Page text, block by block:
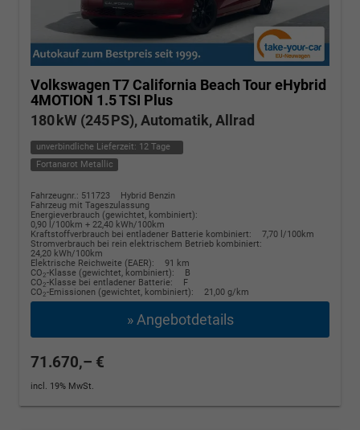
Volkswagen T7 California Beach Tour eHybrid
4MOTION 1.5 TSI Plus
180 kW (245 PS), Automatik, Allrad
unverbindliche Lieferzeit: 12 Tage
Fortanarot Metallic
Fahrzeugnr.: 511723
Hybrid Benzin
Fahrzeug mit Tageszulassung
Energieverbrauch (gewichtet, kombiniert):
0,90 l/100km + 22,40 kWh/100km
Kraftstoffverbrauch bei entladener Batterie kombiniert:
7,70 l/100km
Stromverbrauch bei rein elektrischem Betrieb kombiniert:
24,20 kWh/100km
Elektrische Reichweite (EAER):
91 km
CO2-Klasse (gewichtet, kombiniert):
B
CO2-Klasse bei entladener Batterie:
F
CO2-Emissionen (gewichtet, kombiniert): 21,00 g/km
» Angebotdetails
71.670,– €
incl. 19% MwSt.